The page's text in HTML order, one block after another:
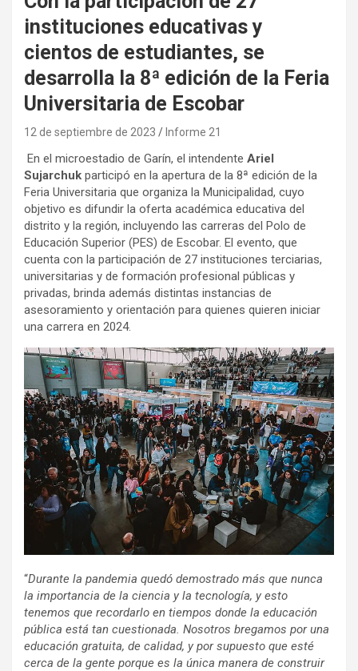
instituciones educativas y
cientos de estudiantes, se
desarrolla la 8ª edición de la Feria
Universitaria de Escobar
12 de septiembre de 2023 Informe 21
En el microestadio de Garín, el intendente Ariel
Sujarchuk participó en la apertura de la 8ª edición de la
Feria Universitaria que organiza la Municipalidad, cuyo
objetivo es difundir la oferta académica educativa del
distrito y la región, incluyendo las carreras del Polo de
Educación Superior (PES) de Escobar. El evento, que
cuenta con la participación de 27 instituciones terciarias,
universitarias y de formación profesional públicas y
privadas, brinda además distintas instancias de
asesoramiento y orientación para quienes quieren iniciar
una carrera en 2024.
“Durante la pandemia quedó demostrado más que nunca
la importancia de la ciencia y la tecnología, y esto
tenemos que recordarlo en tiempos donde la educación
pública está tan cuestionada. Nosotros bregamos por una
educación gratuita, de calidad, y por supuesto que esté
cerca de la gente porque es la única manera de construir